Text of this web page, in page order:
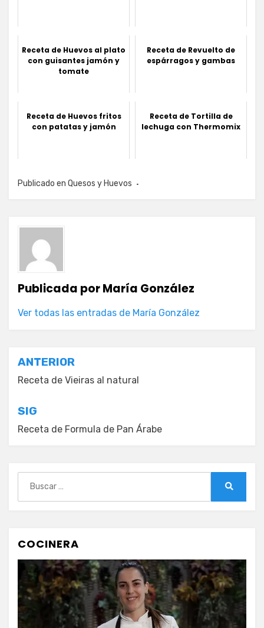
Receta de Huevos al plato
con guisantes jamón y
tomate
Receta de Revuelto de
espárragos y gambas
Receta de Huevos fritos
con patatas y jamón
Receta de Tortilla de
lechuga con Thermomix
Publicado en Quesos y Huevos
Publicada porMaría González
Ver todas las entradas de María González
Navegación
de
entradas
ANTERIOR
Receta de Vieiras al natural
SIG
Receta de Formula de Pan Árabe
COCINERA